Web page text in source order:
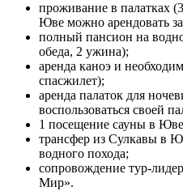
проживание в палатках
Юве можно арендовать
полный пансион на
обеда, 2 ужина);
аренда каноэ и
спасжилет);
аренда палаток для
воспользоваться своей
1 посещение сауны в
трансфер из Сулкавы в
водного похода;
сопровождение тур-
Мир».